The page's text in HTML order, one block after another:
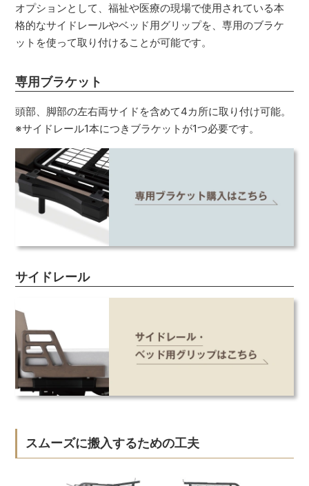
オプションとして、福祉や医療の現場で使用されている本
格的なサイドレールやベッド用グリップを、専用のブラケ
ットを使って取り付けることが可能です。
専用ブラケット
頭部、脚部の左右両サイドを含めて4カ所に取り付け可能。
※サイドレール1本につきブラケットが1つ必要です。
サイドレール
スムーズに搬入するための工夫